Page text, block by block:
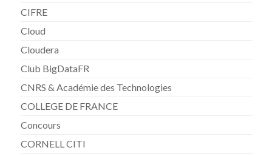
CIFRE
Cloud
Cloudera
Club BigDataFR
CNRS & Académie des Technologies
COLLEGE DE FRANCE
Concours
CORNELL CITI